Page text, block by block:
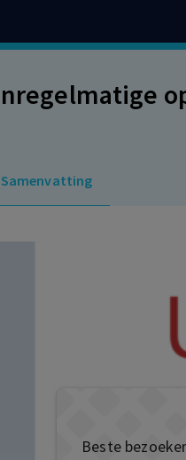
Samenvatting
Beste